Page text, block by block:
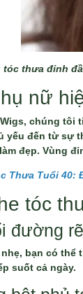
tóc thưa đỉnh
nữ
chúng tôi
yếu đến từ sự
đẹp. Vùng
Thưa Tuổi 40:
tóc
đường
bạn có
suốt cả ngày.